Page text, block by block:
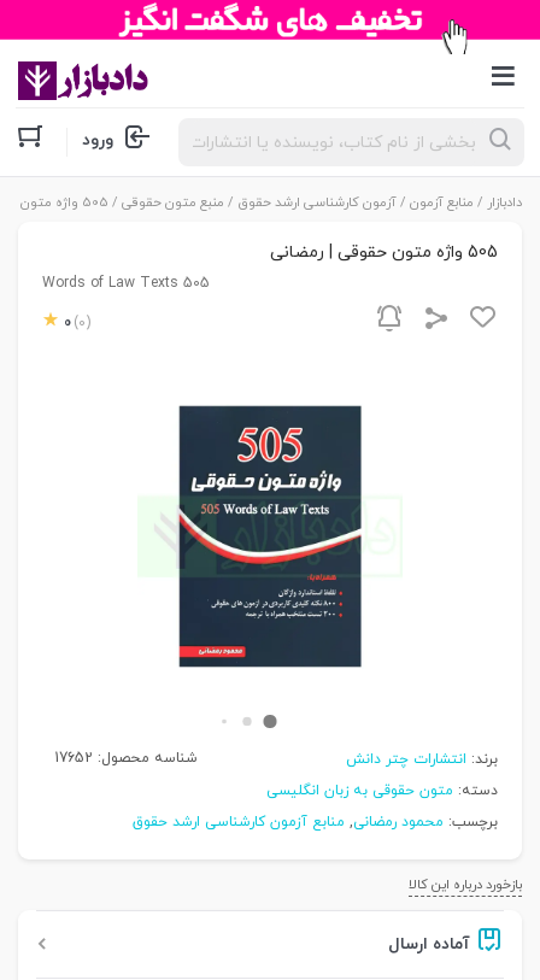
جستجوی
محصولات ورود
دادبازار / منابع آزمون /آزمون کارشناسی ارشد حقوق / منبع متون حقوقی / 505 واژه متون حقوقی | رمضانی
505 واژه متون حقوقی | رمضانی
505 Words of Law Texts
0 (0)
برند: انتشارات چتر دانش شناسه محصول: 17652
دسته: متون حقوقی به زبان انگلیسی
برچسب: محمود رمضانی, منابع آزمون کارشناسی ارشد حقوق
بازخورد درباره این کالا
آماده ارسال